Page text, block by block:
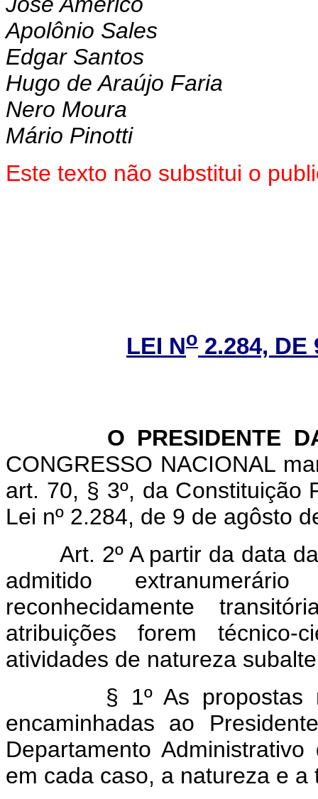
Apolônio Sales
Edgar Santos
Hugo de Araújo Faria
Nero Moura
Mário Pinotti
Este texto não substitui o
LEI No 2.284, DE
O PRESIDENTE DA
CONGRESSO NACIONAL
art. 70, § 3º, da Constituição
Lei nº 2.284, de 9 de agôsto
Art. 2º A partir da data da
admitido
reconhecidamente
atribuições forem
atividades de natureza
§ 1º As propostas
encaminhadas ao
Departamento
em cada caso, a natureza e